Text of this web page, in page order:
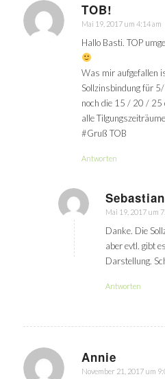
TOB!
sagte:
Mai 19, 2017 um 4:14 am
Hallo Basti. TOP
Was mir aufgefallen
Sollzinsbindung für
noch die 15 / 20 / 25
alle
#Gruß TOB
Antworten
Sebastian
sagte:
Mai 19, 2017 um
Danke. Die
aber evtl. gibt
Darstellung.
Antworten
Annie
sagte:
November 21, 2017 um